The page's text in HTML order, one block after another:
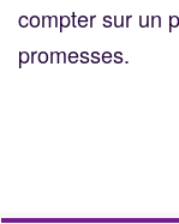
compter sur un
promesses.